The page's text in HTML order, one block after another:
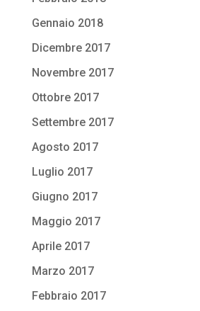
Gennaio 2018
Dicembre 2017
Novembre 2017
Ottobre 2017
Settembre 2017
Agosto 2017
Luglio 2017
Giugno 2017
Maggio 2017
Aprile 2017
Marzo 2017
Febbraio 2017